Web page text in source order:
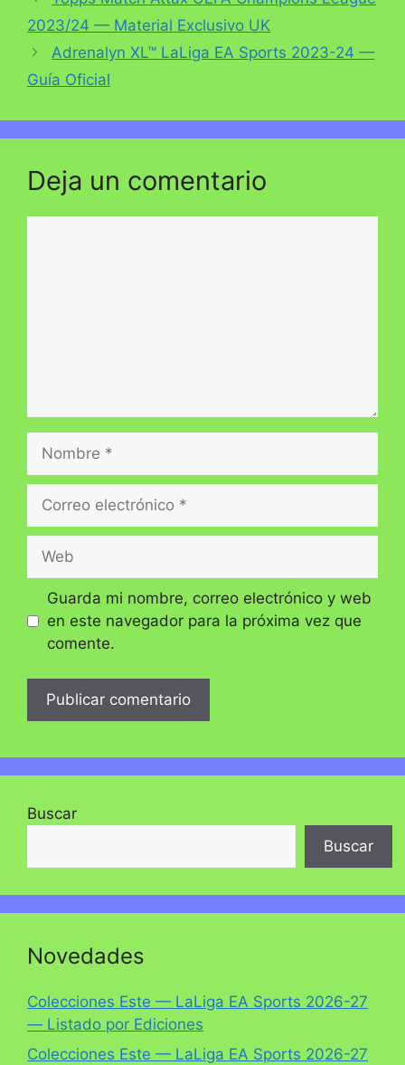
2023/24 — Material Exclusivo UK
Adrenalyn XL™ LaLiga EA Sports 2023-24 —
Guía Oficial
Deja un comentario
Nombre
Correo
Web
Guarda mi nombre, correo electrónico y web
en este navegador para la próxima vez que
comente.
Buscar
Buscar
Novedades
Colecciones Este — LaLiga EA Sports 2026-27
— Listado por Ediciones
Colecciones Este — LaLiga EA Sports 2026-27